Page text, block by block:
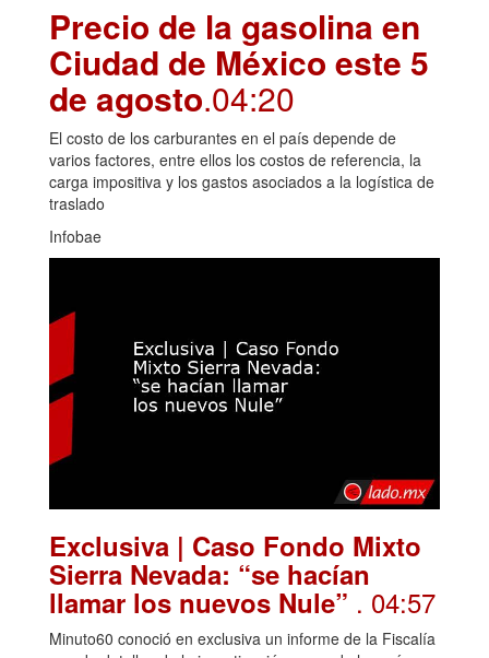
Precio de la gasolina en
Ciudad de México este 5
de agosto.04:20
El costo de los carburantes en el país depende de
varios factores, entre ellos los costos de referencia, la
carga impositiva y los gastos asociados a la logística de
traslado
Infobae
Exclusiva | Caso Fondo Mixto
Sierra Nevada: “se hacían
llamar los nuevos Nule” . 04:57
Minuto60 conoció en exclusiva un informe de la Fiscalía